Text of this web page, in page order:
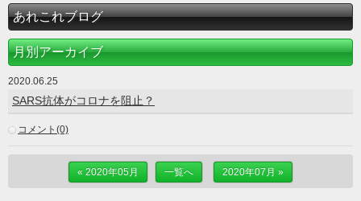
あれこれブログ
月別アーカイブ
2020.06.25
SARS抗体がコロナを阻止？
コメント(0)
« 2020年05月 一覧へ 2020年07月 »